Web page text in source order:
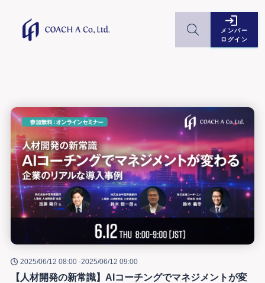
メンバー
ログイン
2025/06/12 08:00 -2025/06/12 09:00
【人材開発の新常識】AIコーチングでマネジメントが変